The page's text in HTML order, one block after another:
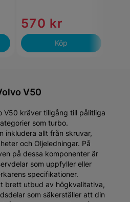
570 kr
Köp
V50
V50 kräver tillgång till pålitliga
som turbo.
inkludera allt från skruvar,
och Oljeledningar. På
på dessa komponenter är
som uppfyller eller
specifikationer.
brett utbud av högkvalitativa,
som säkerställer att din